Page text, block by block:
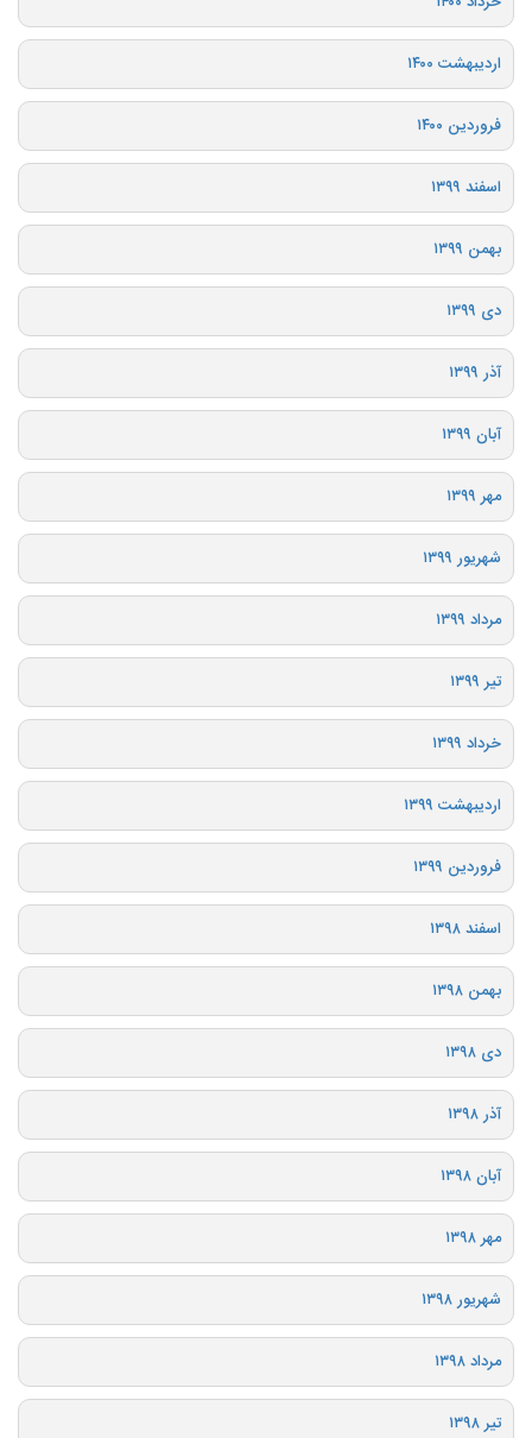
اردیبهشت ۱۴۰۰
فروردین ۱۴۰۰
اسفند ۱۳۹۹
بهمن ۱۳۹۹
دی ۱۳۹۹
آذر ۱۳۹۹
آبان ۱۳۹۹
مهر ۱۳۹۹
شهریور ۱۳۹۹
مرداد ۱۳۹۹
تیر ۱۳۹۹
خرداد ۱۳۹۹
اردیبهشت ۱۳۹۹
فروردین ۱۳۹۹
اسفند ۱۳۹۸
بهمن ۱۳۹۸
دی ۱۳۹۸
آذر ۱۳۹۸
آبان ۱۳۹۸
مهر ۱۳۹۸
شهریور ۱۳۹۸
مرداد ۱۳۹۸
تیر ۱۳۹۸